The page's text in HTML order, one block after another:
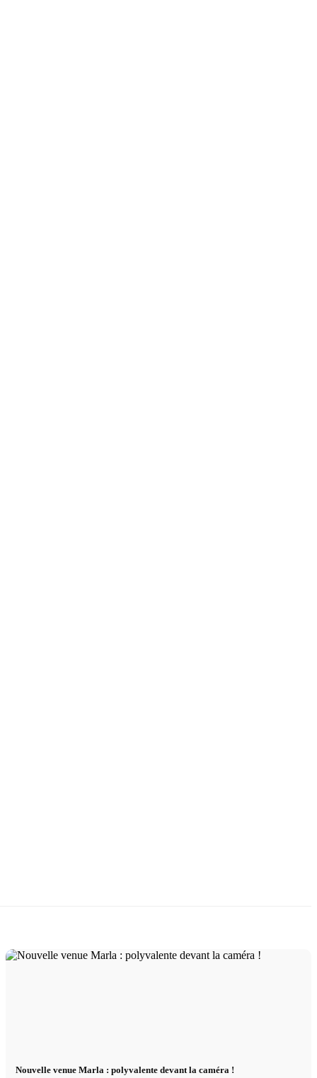
Nouvelle venue Marla : polyvalente devant la caméra !